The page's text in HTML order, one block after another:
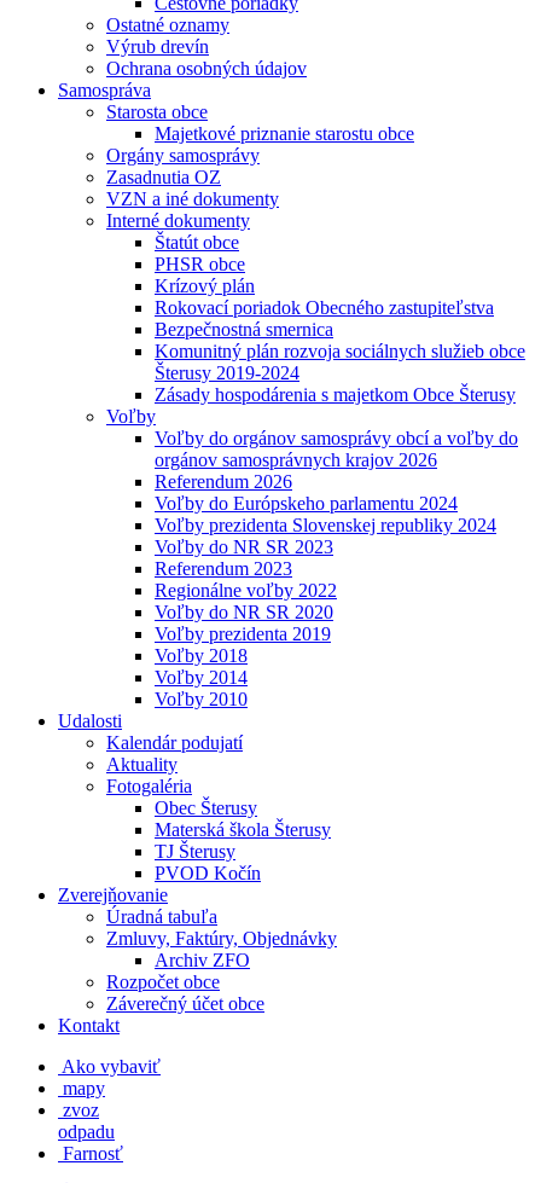
Ostatné oznamy
Výrub drevín
Ochrana osobných údajov
Samospráva
Starosta obce
Majetkové priznanie starostu obce
Orgány samosprávy
Zasadnutia OZ
VZN a iné dokumenty
Interné dokumenty
Štatút obce
PHSR obce
Krízový plán
Rokovací poriadok Obecného zastupiteľstva
Bezpečnostná smernica
Komunitný plán rozvoja sociálnych služieb obce
Šterusy 2019-2024
Zásady hospodárenia s majetkom Obce Šterusy
Voľby
Voľby do orgánov samosprávy obcí a voľby do
orgánov samosprávnych krajov 2026
Referendum 2026
Voľby do Európskeho parlamentu 2024
Voľby prezidenta Slovenskej republiky 2024
Voľby do NR SR 2023
Referendum 2023
Regionálne voľby 2022
Voľby do NR SR 2020
Voľby prezidenta 2019
Voľby 2018
Voľby 2014
Voľby 2010
Udalosti
Kalendár podujatí
Aktuality
Fotogaléria
Obec Šterusy
Materská škola Šterusy
TJ Šterusy
PVOD Kočín
Zverejňovanie
Úradná tabuľa
Zmluvy, Faktúry, Objednávky
Archiv ZFO
Rozpočet obce
Záverečný účet obce
Kontakt
Ako vybaviť
mapy
zvoz
odpadu
Farnosť